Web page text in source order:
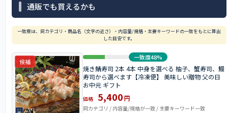
通販でも買えるかも
一致度は、同カテゴリ・商品名（文字の近さ）・内容量/規格・主要キーワードの一致をもとに算出
した目安です。
候補
一致度48%
焼き鯖寿司 2本 4本 中身を選べる 柚子、蟹寿司、鰻
寿司から選べます【冷凍便】 美味しい贈物 父の日
お中元 ギフト
価格 5,400円
同カテゴリ / 内容量/規格が一致 / 主要キーワード一致